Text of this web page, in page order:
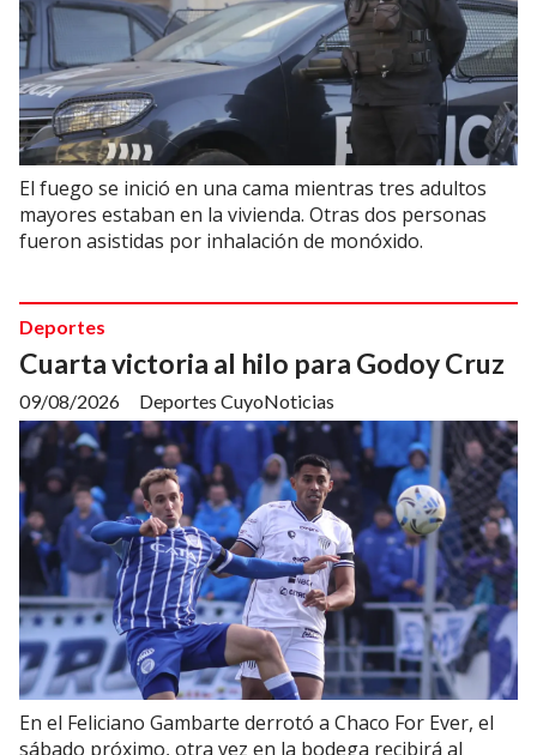
El fuego se inició en una cama mientras tres adultos
mayores estaban en la vivienda. Otras dos personas
fueron asistidas por inhalación de monóxido.
Cuarta victoria al hilo para Godoy Cruz
Deportes CuyoNoticias
Deportes
09/08/2026
En el Feliciano Gambarte derrotó a Chaco For Ever, el
sábado próximo, otra vez en la bodega recibirá al